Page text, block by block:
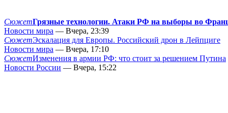
СюжетГрязные технологии. Атаки РФ на выборы во
Новости мира — Вчера, 23:39
СюжетЭскалация для Европы. Российский дрон в Лейпциге
Новости мира — Вчера, 17:10
СюжетИзменения в армии РФ: что стоит за решением Путина
Новости России — Вчера, 15:22